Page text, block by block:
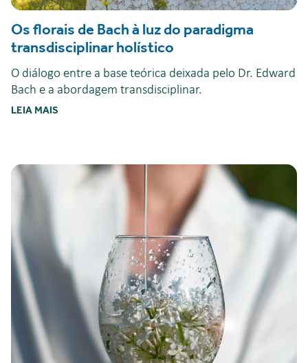
Os florais de Bach à luz do paradigma
transdisciplinar holístico
O diálogo entre a base teórica deixada pelo Dr. Edward
Bach e a abordagem transdisciplinar.
LEIA MAIS